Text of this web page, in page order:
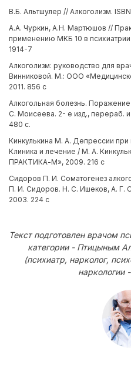
В.Б. Альтшулер // Алкоголизм.
А.А. Чуркин, А.Н. Мартюшов //
применению МКБ 10 в
1914-7
Алкоголизм: руководство для
Винниковой. М.: ООО
2011. 856 с
Алкогольная болезнь.
С. Моисеева. 2- е изд., перераб.
480 с.
Кинкулькина М. А. Депрессии при
Клиника и лечение / М. А.
ПРАКТИКА-М», 2009. 216 с
Сидоров П. И. Соматогенез
П. И. Сидоров. Н. С. Ишеков, А.
2003. 224 с
Текст подготовлен врачом
категории - Птицыным
(психиатр, нарколог,
наркологии